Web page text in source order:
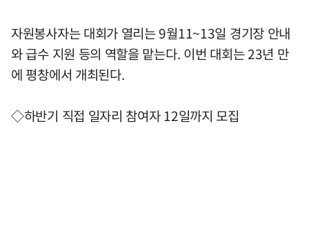
자원봉사자는 대회가 열리는 9월11~13일 경기장 안내
와 급수 지원 등의 역할을 맡는다. 이번 대회는 23년 만
에 평창에서 개최된다.
◇하반기 직접 일자리 참여자 12일까지 모집